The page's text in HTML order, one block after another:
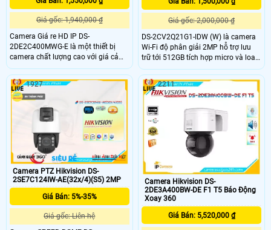
Giá gốc: 1,940,000 ₫
Camera Giá re HD IP DS-
2DE2C400MWG-E là một thiết bị
camera chất lượng cao với giá cả
phải chăng. Được trang bị công
nghệ tiên tiến, camera này cho chất
lượng hình ảnh sắc nét và rõ ràng.
Với độ phân giải cao, nó giúp bạn
quan sát mọi chi tiết một cách rõ
Giá gốc: 2,000,000 ₫
DS-2CV2Q21G1-IDW (W) là camera
Wi-Fi độ phân giải 2MP hỗ trợ lưu
trữ tới 512GB tích hợp micro và loa
hai chiều tính năng phát hiện người
với công nghệ Motion 2.0. Khả năng
chống ngược sáng DWDR và giảm
nhiễu 3D DNR giúp ghi hình sắc nét
trong nhiều điều kiện ánh sáng, kết
nối Wi-Fi nhanh chóng.
Camera PTZ Hikvision DS-
2SE7C124IW-AE(32x/4)(S5) 2MP
Giá Bán: 5%-35%
Giá gốc: Liên hệ
1927
Camera Hikvision DS-
2DE3A400BW-DE F1 T5 Báo Động
Xoay 360
Giá Bán: 5,520,000 ₫
2211